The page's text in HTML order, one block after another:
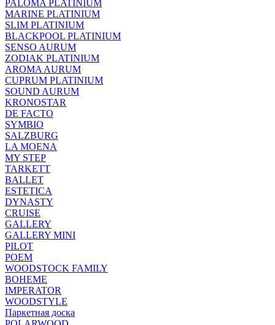
PALOMA PLATINIUM
MARINE PLATINIUM
SLIM PLATINIUM
BLACKPOOL PLATINIUM
SENSO AURUM
ZODIAK PLATINIUM
AROMA AURUM
CUPRUM PLATINIUM
SOUND AURUM
KRONOSTAR
DE FACTO
SYMBIO
SALZBURG
LA MOENA
MY STEP
TARKETT
BALLET
ESTETICA
DYNASTY
CRUISE
GALLERY
GALLERY MINI
PILOT
POEM
WOODSTOCK FAMILY
BOHEME
IMPERATOR
WOODSTYLE
Паркетная доска